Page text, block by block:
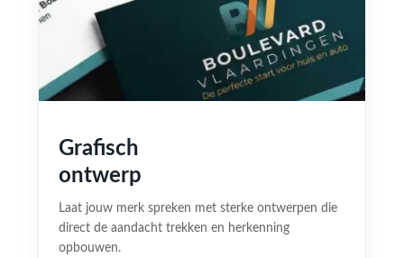
Grafisch
ontwerp
Laat jouw merk spreken met sterke ontwerpen die
direct de aandacht trekken en herkenning
opbouwen.